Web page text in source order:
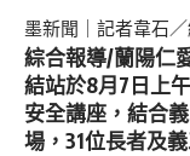
墨新聞 ｜記者韋石
綜合報導/蘭陽仁
結站於8月7日上
安全講座，結合
場，31位長者及